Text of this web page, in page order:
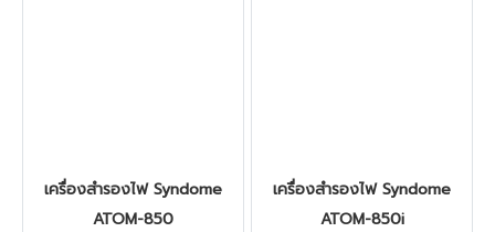
เครื่องสำรองไฟ Syndome
ATOM-850
เครื่องสำรองไฟ Syndome
ATOM-850i